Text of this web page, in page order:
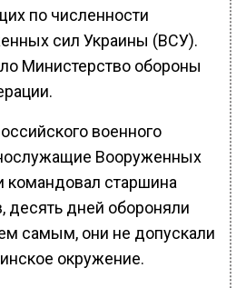
по численности
сил Украины (ВСУ).
Министерство обороны
военного
Вооруженных
командовал старшина
дней обороняли
самым, они не допускали
окружение.